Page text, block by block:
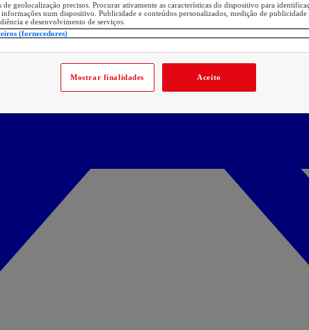
de geolocalização precisos. Procurar ativamente as características do dispositivo para
informações num dispositivo. Publicidade e conteúdos personalizados, medição de publicidade
e desenvolvimento de serviços.
(fornecedores)
Mostrar finalidades Aceito